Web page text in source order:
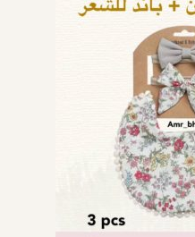
Arabic Language اللغة العربية
National Day العيد الوطني
STATIONARY القرطاسية
Birthdays أعياد الميلاد